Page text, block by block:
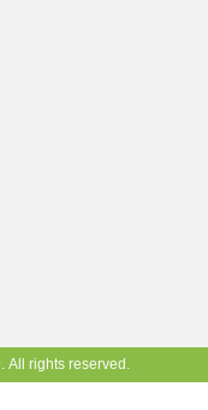
All rights reserved.